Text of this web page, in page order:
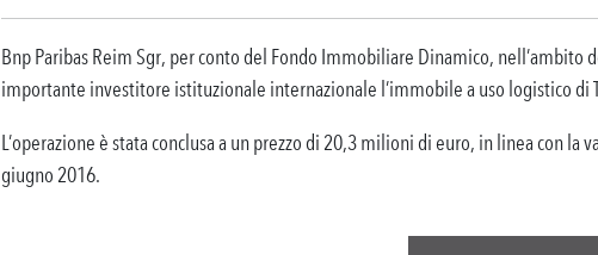
Bnp Paribas Reim Sgr, per conto del Fondo Immobiliare Dinamico,
importante investitore istituzionale internazionale l’immobile a uso logistico di
L’operazione è stata conclusa a un prezzo di 20,3 milioni di euro, in linea con
giugno 2016.